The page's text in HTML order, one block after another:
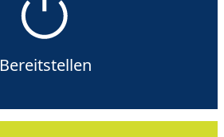
Bereitstellen